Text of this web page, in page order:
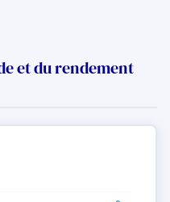
et du rendement